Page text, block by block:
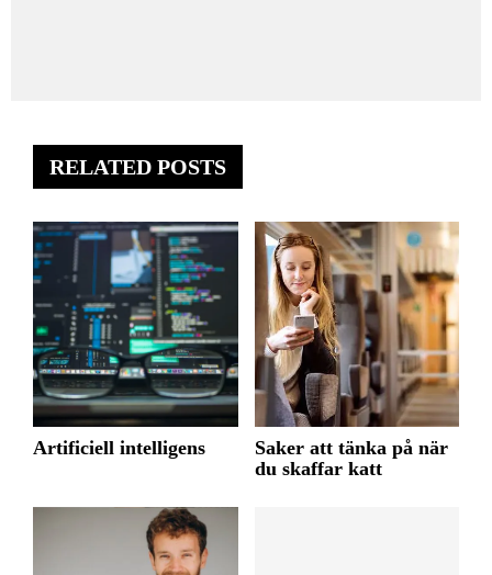
RELATED POSTS
Artificiell intelligens
Saker att tänka på när
du skaffar katt